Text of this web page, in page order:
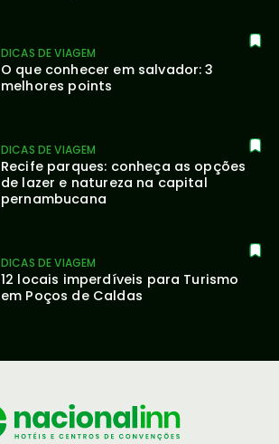
DICAS DE VIAGEM
O que conhecer em salvador: 3
melhores points
DICAS DE VIAGEM
Recife parques: conheça as opções
de lazer e natureza na capital
pernambucana
DICAS DE VIAGEM
12 locais imperdíveis para Turismo
em Poços de Caldas